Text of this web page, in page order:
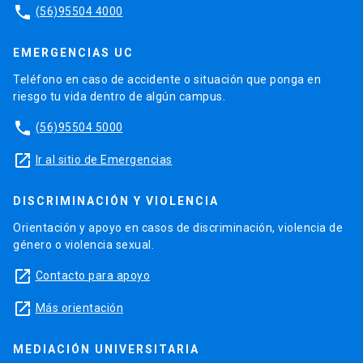
OPTATIVOS DE PROFUNDIZACIÓN 20
– Práctica Profesional II en Educación Básica
(EDU006R) o
– Práctica Profesional II en Educación Media
Por último, y cumpliendo con los requisitos
establecidos por la Ley 20.903, que creó el
para obtener el título profesional, los
Diagnóstica para la Formación Inicial de
Profesores, dentro de los 12 meses anteriores
a su egreso, lo cual deberá ser certificado
phone (56)95504 4000
EMERGENCIAS UC
Teléfono en caso de accidente o situación que ponga en
riesgo tu vida dentro de algún campus.
phone (56)95504 5000
launch Ir al sitio de Emergencias
DISCRIMINACIÓN Y VIOLENCIA
Orientación y apoyo en casos de discriminación, violencia de
género o violencia sexual.
launch Contacto para apoyo
launch Más orientación
MEDIACIÓN UNIVERSITARIA